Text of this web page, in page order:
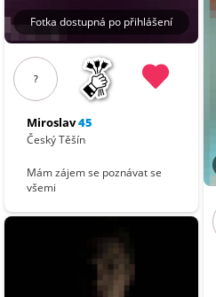
Fotka dostupná po přihlášení
?
Miroslav45
Český Těšín
Mám zájem se poznávat se
všemi